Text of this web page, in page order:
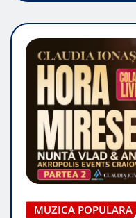
MUZICA POPULARA